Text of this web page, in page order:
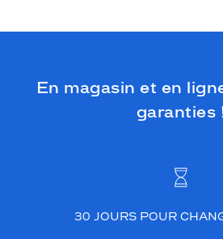
En magasin et en
garanties
30 JOURS POUR